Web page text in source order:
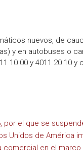
nuevos, de
y en autobuses o
10 00 y 4011 20 10 y
por el que se
Unidos de América
comercial en el